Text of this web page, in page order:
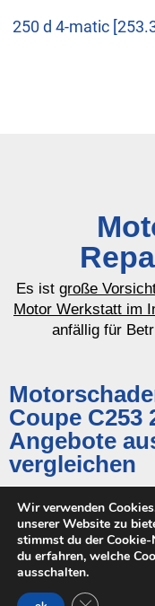
250 d 4-matic
Es ist große
Motor Werkstatt im
anfällig für
Coupe C253
Angebote
vergleichen
geprüften Händlern
Stelle jetzt eine
von unseren
Es wurden keine
Wir verwenden
unserer Website zu
stimmst du der Cookie-
du erfahren, welche
ausschalten.
GDPR